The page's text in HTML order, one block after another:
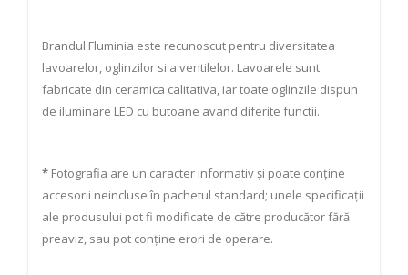
Brandul Fluminia este recunoscut pentru diversitatea
lavoarelor, oglinzilor si a ventilelor. Lavoarele sunt
fabricate din ceramica calitativa, iar toate oglinzile dispun
de iluminare LED cu butoane avand diferite functii.
* Fotografia are un caracter informativ și poate conține
accesorii neincluse în pachetul standard; unele specificații
ale produsului pot fi modificate de către producător fără
preaviz, sau pot conține erori de operare.